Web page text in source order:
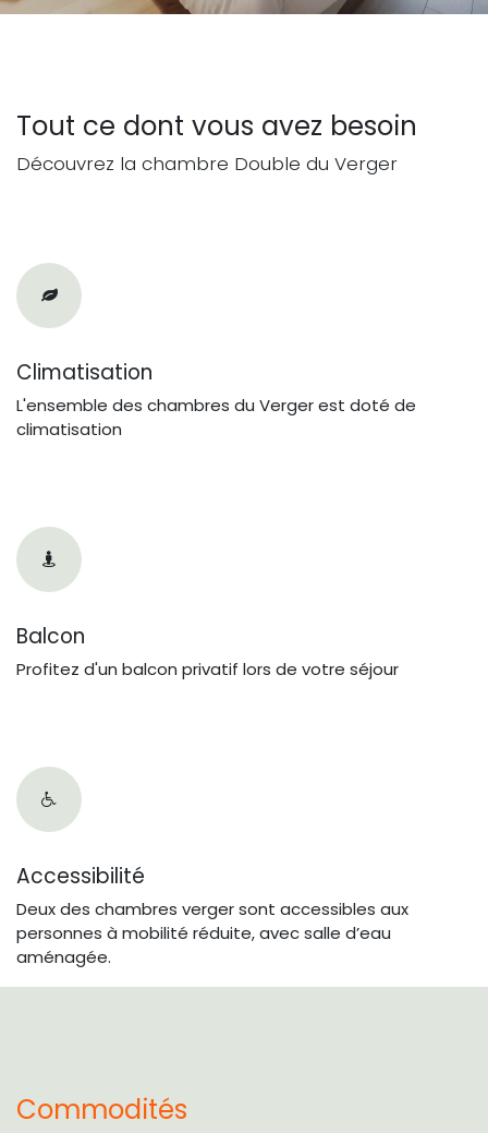
Tout ce dont vous avez besoin
Découvrez la chambre Double du Verger
Climatisation
L'ensemble des chambres du Verger est doté de
climatisation
Balcon
Profitez d'un balcon privatif lors de votre séjour
Accessibilité
Deux des chambres verger sont accessibles aux
personnes à mobilité réduite, avec salle d’eau
aménagée.
Commodités